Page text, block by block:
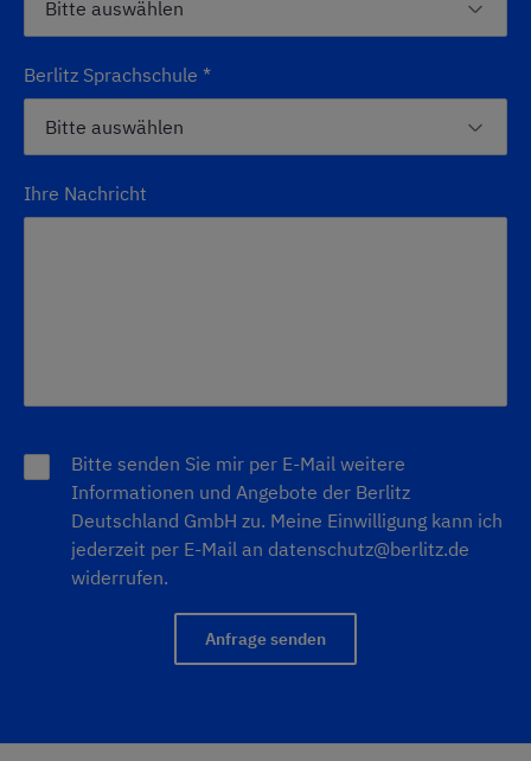
Berlitz Sprachschule *
Ihre Nachricht
Bitte senden Sie mir per E-Mail weitere
Informationen und Angebote der Berlitz
Deutschland GmbH zu. Meine Einwilligung kann ich
jederzeit per E-Mail an datenschutz@berlitz.de
widerrufen.
Anfrage senden